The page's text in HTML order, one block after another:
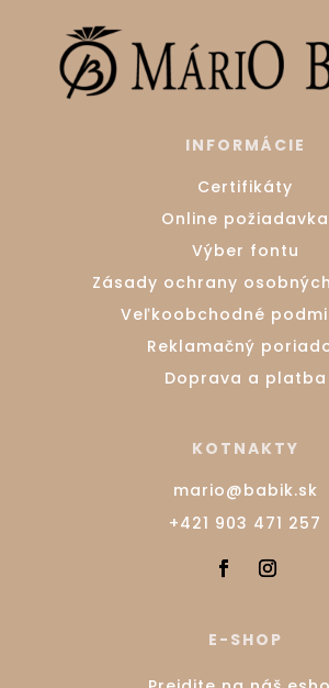
INFORMÁCIE
Certifikáty
Online požiadavka
Výber fontu
Zásady ochrany
Veľkoobchodné
Reklamačný
Doprava a platba
KOTNAKTY
mario@babik.sk
+421 903 471 257
E-SHOP